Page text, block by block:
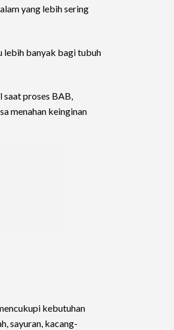
yang lebih sering
lebih banyak bagi tubuh
proses BAB,
menahan keinginan
kebutuhan
sayuran, kacang-